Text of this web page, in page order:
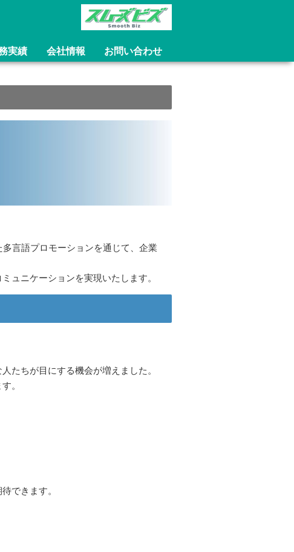
実績 会社情報 お問い合わせ
言語プロモーションを通じて、企業
ュニケーションを実現いたします。
たちが目にする機会が増えました。
。
できます。